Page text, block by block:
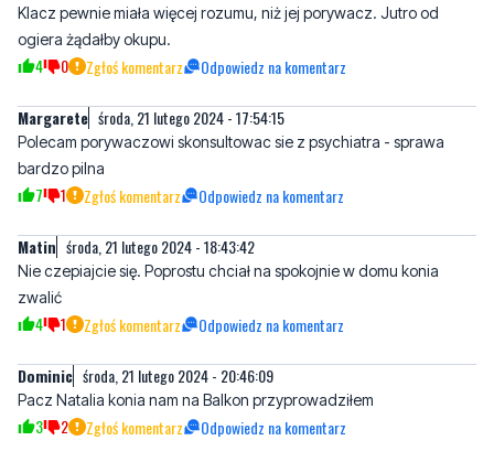
Margarete środa, 21 lutego 2024 - 17:54:15
Polecam porywaczowi skonsultowac sie z psychiatra - sprawa
7 1 Zgłoś komentarz Odpowiedz na komentarz
Matin środa, 21 lutego 2024 - 18:43:42
Nie czepiajcie się. Poprostu chciał na spokojnie w domu konia
4 1 Zgłoś komentarz Odpowiedz na komentarz
Dominic
Pacz Natalia konia nam na Balkon przyprowadziłem
Napisz swój komentarz